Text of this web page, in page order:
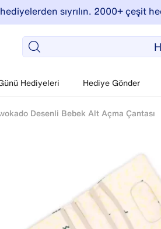
sıyrılın. 2000+ çeşit
Hediyeleri Hediye Gönder
Desenli Bebek Alt Açma Çantası